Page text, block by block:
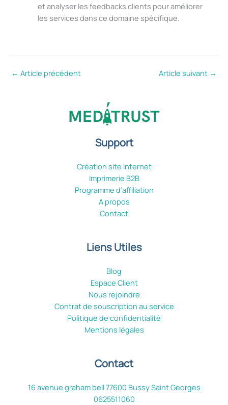
et analyser les feedbacks clients pour améliorer
les services dans ce domaine spécifique.
← Article précédent Article suivant →
Support
Création site internet
Imprimerie B2B
Programme d’affiliation
A propos
Contact
Liens Utiles
Blog
Espace Client
Nous rejoindre
Contrat de souscription au service
Politique de confidentialité
Mentions légales
Contact
16 avenue graham bell 77600 Bussy Saint Georges
0625511060